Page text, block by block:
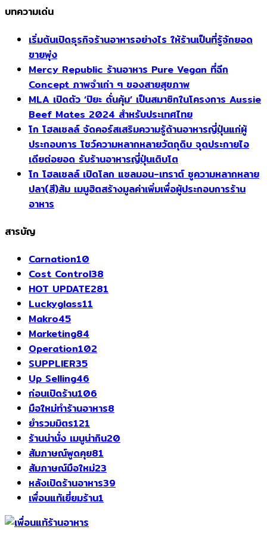
บทความเด่น
เริ่มต้นเปิดธุรกิจร้านอาหารอย่างไร ให้ร้านเป็นที่รู้จักยอด
ขายพุ่ง
Mercy Republic ร้านอาหาร Pure Vegan ที่ฉีก
Concept ภาพจำเก่า ๆ ของสายสุขภาพ
MLA เปิดตัว ‘ปิยะ ดั่นคุ้ม’ เป็นสมาชิกในโครงการ Aussie
Beef Mates 2024 สำหรับประเทศไทย
โก โฮลเซลล์ จัดคอร์สเสริมความรู้ด้านอาหารญี่ปุ่นแก่ผู้
ประกอบการ โชว์ความหลากหลายวัตถุดิบ จุดประกายไอ
เดียต่อยอด รับร้านอาหารญี่ปุ่นเติบโต
โก โฮลเซลล์ เปิดโลก แซลมอน-เทราต์ ชูความหลากหลาย
ปลา(สี)ส้ม เมนูฮิตสร้างมูลค่าเพิ่มเพื่อผู้ประกอบการร้าน
อาหาร
สารบัญ
Carnation10
Cost Control38
HOT UPDATE281
Luckyglass11
Makro45
Marketing84
Operation102
SUPPLIER35
Up Selling46
ก่อนเปิดร้าน106
มือใหม่ทำร้านอาหาร8
ยำรวมมิตร121
ร้านน่านั่ง เมนูน่ากิน20
สัมภาษณ์พูดคุย81
สัมภาษณ์มือใหม่23
หลังเปิดร้านอาหาร39
เพื่อนแท้เยี่ยมร้าน1